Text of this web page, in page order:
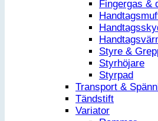
Fingergas &
Styre &
Styrhöjare
Styrpad
Transport &
Tändstift
Variator